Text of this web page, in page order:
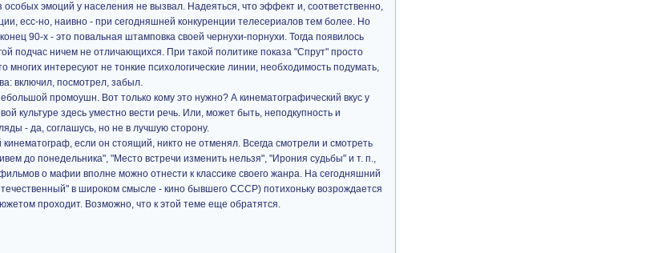
эмоций у населения не вызвал. Надеяться, что эффект и, соответственно,
есс-но, наивно - при сегодняшней конкуренции телесериалов тем более. Но
90-х - это повальная штамповка своей чернухи-порнухи. Тогда появилось
подчас ничем не отличающихся. При такой политике показа "Спрут" просто
многих интересуют не тонкие психологические линии, необходимость подумать,
включил, посмотрел, забыл.
промоушн. Вот только кому это нужно? А кинематографический вкус у
культуре здесь уместно вести речь. Или, может быть, неподкупность и
- да, соглашусь, но не в лучшую сторону.
если он стоящий, никто не отменял. Всегда смотрели и смотреть
до понедельника", "Место встречи изменить нельзя", "Ирония судьбы" и т. п.,
о мафии вполне можно отнести к классике своего жанра. На сегодняшний
в широком смысле - кино бывшего СССР) потихоньку возрождается
проходит. Возможно, что к этой теме еще обратятся.